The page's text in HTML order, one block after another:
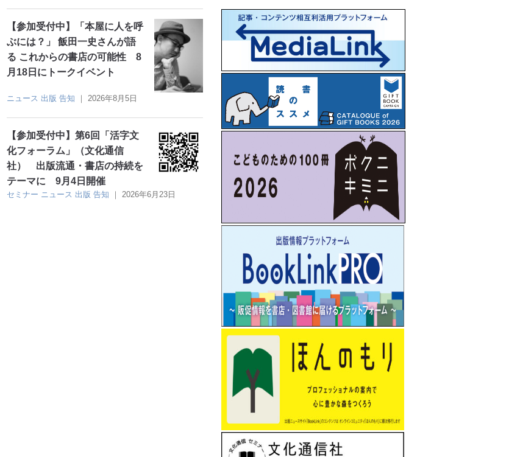
【参加受付中】「本屋に人を呼
ぶには？」 飯田一史さんが語
る これからの書店の可能性 8
月18日にトークイベント
ニュース 出版 告知 ｜ 2026年8月5日
【参加受付中】第6回「活字文
化フォーラム」（文化通信
社） 出版流通・書店の持続を
テーマに 9月4日開催
セミナー ニュース 出版 告知 ｜ 2026年6月23日